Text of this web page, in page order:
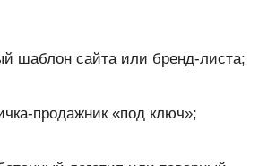
шаблон сайта или бренд-листа;
продажник «под ключ»;